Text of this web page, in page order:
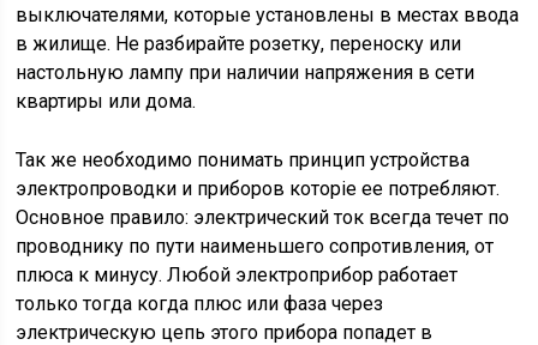
выключателями, которые установлены в местах ввода
в жилище. Не разбирайте розетку, переноску или
настольную лампу при наличии напряжения в сети
квартиры или дома.
Так же необходимо понимать принцип устройства
электропроводки и приборов которіе ее потребляют.
Основное правило: электрический ток всегда течет по
проводнику по пути наименьшего сопротивления, от
плюса к минусу. Любой электроприбор работает
только тогда когда плюс или фаза через
электрическую цепь этого прибора попадет в